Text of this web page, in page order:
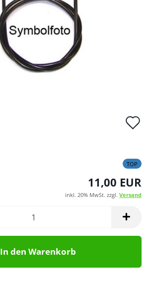
TOP
11,00 EUR
inkl. 20% MwSt. zzgl. Versand
In den Warenkorb